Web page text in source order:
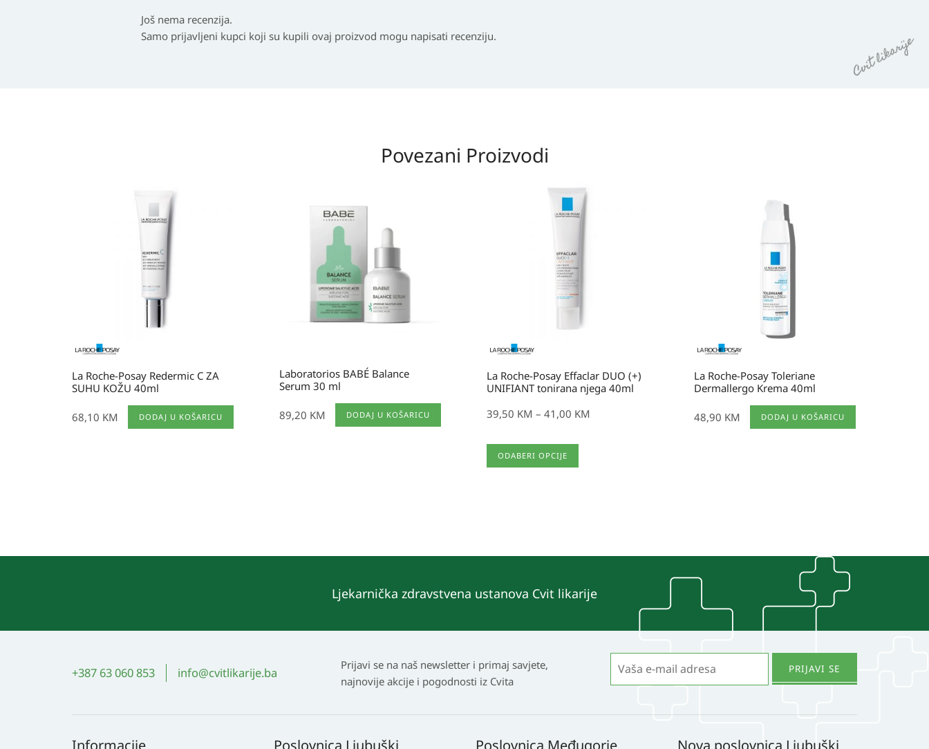
Još nema recenzija.
Samo prijavljeni kupci koji su kupili ovaj proizvod mogu napisati recenziju.
Povezani Proizvodi
La Roche-Posay Redermic C ZA
SUHU KOŽU 40ml
68,10 KM DODAJ U KOŠARICU
Laboratorios BABÉ Balance
Serum 30 ml
89,20 KM DODAJ U KOŠARICU
La Roche-Posay Effaclar DUO (+)
UNIFIANT tonirana njega 40ml
39,50 KM – 41,00 KM
ODABERI OPCIJE
Ovaj
proizvod
se
odabrati
stranici
La Roche-Posay Toleriane
Dermallergo Krema 40ml
48,90 KM DODAJ U KOŠARICU
Ljekarnička zdravstvena ustanova Cvit likarije
+387 63 060 853 info@cvitlikarije.ba
Prijavi se na naš newsletter i primaj savjete,
najnovije akcije i pogodnosti iz Cvita